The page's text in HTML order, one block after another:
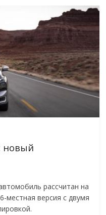
новый
рассчитан на
местная версия с двумя